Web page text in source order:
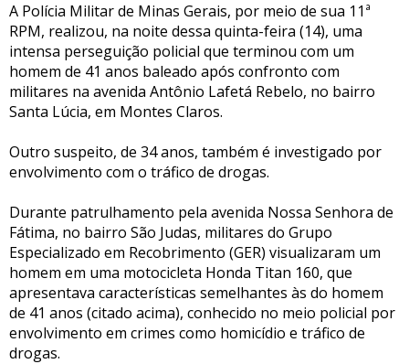
A Polícia Militar de Minas Gerais, por meio de sua 11ª
RPM, realizou, na noite dessa quinta-feira (14), uma
intensa perseguição policial que terminou com um
homem de 41 anos baleado após confronto com
militares na avenida Antônio Lafetá Rebelo, no bairro
Santa Lúcia, em Montes Claros.
Outro suspeito, de 34 anos, também é investigado por
envolvimento com o tráfico de drogas.
Durante patrulhamento pela avenida Nossa Senhora de
Fátima, no bairro São Judas, militares do Grupo
Especializado em Recobrimento (GER) visualizaram um
homem em uma motocicleta Honda Titan 160, que
apresentava características semelhantes às do homem
de 41 anos (citado acima), conhecido no meio policial por
envolvimento em crimes como homicídio e tráfico de
drogas.